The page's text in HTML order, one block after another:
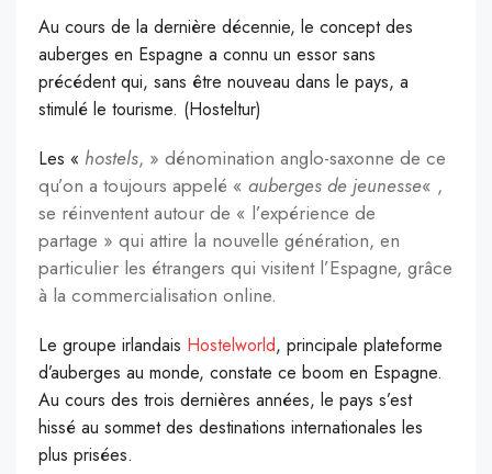
Au cours de la dernière décennie, le concept des
auberges en Espagne a connu un essor sans
précédent qui, sans être nouveau dans le pays, a
stimulé le tourisme. (Hosteltur)
Les « hostels, » dénomination anglo-saxonne de ce
qu’on a toujours appelé « auberges de jeunesse« ,
se réinventent autour de « l’expérience de
partage » qui attire la nouvelle génération, en
particulier les étrangers qui visitent l’Espagne, grâce
à la commercialisation online.
Le groupe irlandais Hostelworld, principale plateforme
d’auberges au monde, constate ce boom en Espagne.
Au cours des trois dernières années, le pays s’est
hissé au sommet des destinations internationales les
plus prisées.